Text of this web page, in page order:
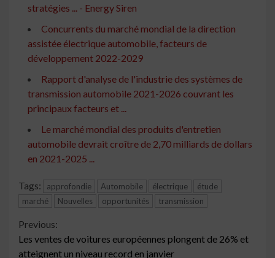
stratégies ... - Energy Siren
Concurrents du marché mondial de la direction
assistée électrique automobile, facteurs de
développement 2022-2029
Rapport d'analyse de l'industrie des systèmes de
transmission automobile 2021-2026 couvrant les
principaux facteurs et ...
Le marché mondial des produits d'entretien
automobile devrait croître de 2,70 milliards de dollars
en 2021-2025 ...
Tags: approfondie Automobile électrique
étude
marché
Nouvelles opportunités transmission
Continue
Reading
Previous:
Les ventes de voitures européennes plongent de 26% et
atteignent un niveau record en janvier